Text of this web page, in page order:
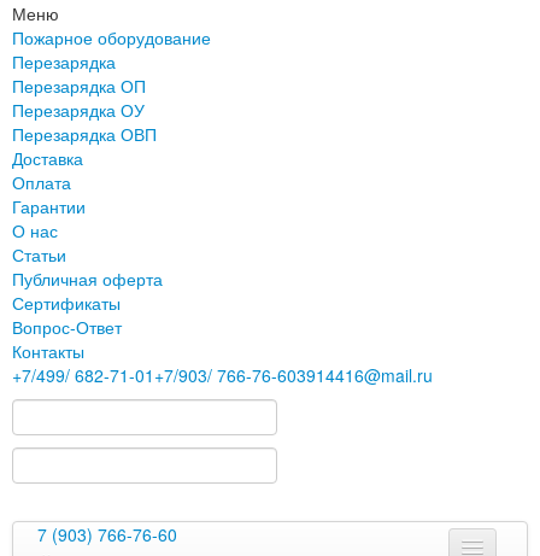
Меню
Пожарное оборудование
Перезарядка
Перезарядка ОП
Перезарядка ОУ
Перезарядка ОВП
Доставка
Оплата
Гарантии
О нас
Статьи
Публичная оферта
Сертификаты
Вопрос-Ответ
Контакты
+7/499/ 682-71-01 +7/903/ 766-76-603914416@mail.ru
7 (903) 766-76-60